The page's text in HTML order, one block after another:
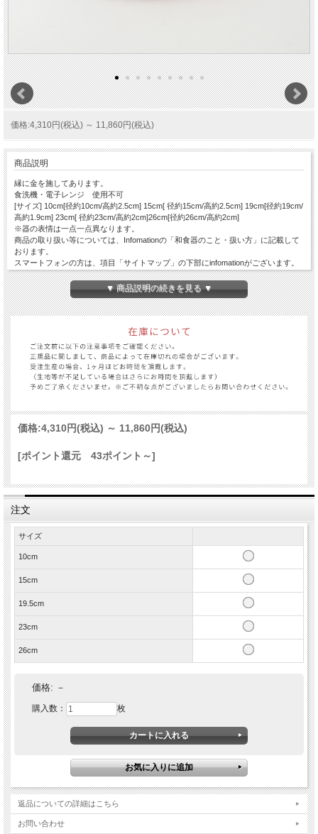
価格:4,310円(税込) ～ 11,860円(税込)
商品説明
縁に金を施してあります。
食洗機・電子レンジ 使用不可
[サイズ] 10cm[径約10cm/高約2.5cm] 15cm[ 径約15cm/高約2.5cm] 19cm[径約19cm/
高約1.9cm] 23cm[ 径約23cm/高約2cm]26cm[径約26cm/高約2cm]
※器の表情は一点一点異なります。
商品の取り扱い等については、Infomationの「和食器のこと・扱い方」に記載して
おります。
スマートフォンの方は、項目「サイトマップ」の下部にinfomationがございます。
▼ 商品説明の続きを見る ▼
価格:4,310円(税込) ～ 11,860円(税込)
[ポイント還元 43ポイント～]
注文
サイズ
10cm
15cm
19.5cm
23cm
26cm
価格: －
購入数： 枚
返品についての詳細はこちら
お問い合わせ